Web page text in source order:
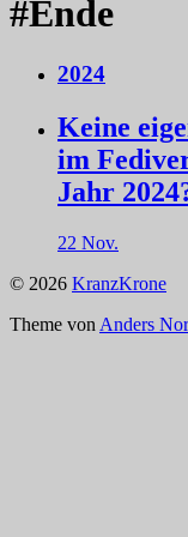
#Ende
2024
Keine
im
Jahr
22 Nov.
© 2026 KranzKrone
Theme von Anders